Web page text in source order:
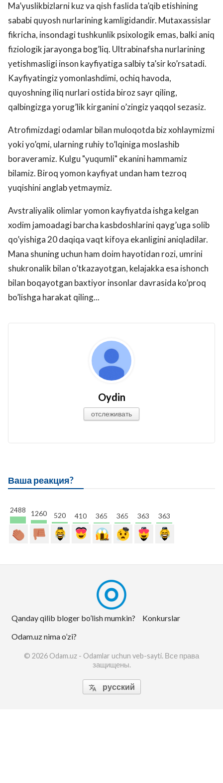
Ma’yuslikbizlarni kuz va qish faslida ta’qib etishining
sababi quyosh nurlarining kamligidandir. Mutaxassislar
fikricha, insondagi tushkunlik psixologik emas, balki aniq
fiziologik jarayonga bog’liq. Ultrabinafsha nurlarining
yetishmasligi inson kayfiyatiga salbiy ta’sir ko’rsatadi.
Kayfiyatingiz yomonlashdimi, ochiq havoda,
quyoshning iliq nurlari ostida biroz sayr qiling,
qalbingizga yorug’lik kirganini o’zingiz yaqqol sezasiz.
Atrofimizdagi odamlar bilan muloqotda biz xohlaymizmi
yoki yo’qmi, ularning ruhiy to’lqiniga moslashib
boraveramiz. Kulgu "yuqumli" ekanini hammamiz
bilamiz. Biroq yomon kayfiyat undan ham tezroq
yuqishini anglab yetmaymiz.
Avstraliyalik olimlar yomon kayfiyatda ishga kelgan
xodim jamoadagi barcha kasbdoshlarini qayg’uga solib
qo’yishiga 20 daqiqa vaqt kifoya ekanligini aniqladilar.
Mana shuning uchun ham doim hayotidan rozi, umrini
shukronalik bilan o’tkazayotgan, kelajakka esa ishonch
bilan boqayotgan baxtiyor insonlar davrasida ko’proq
bo’lishga harakat qiling...
Oydin
отслеживать
Ваша реакция?
2488 1260 520 410 365 365 363 363
Qanday qilib bloger bo’lish mumkin?
Konkurslar
Odam.uz nima o’zi?
© 2026 Odam.uz - Odamlar uchun veb-sayti. Все права
защищены.
 русский